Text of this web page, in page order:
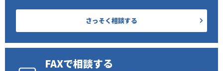
さっそく相談する
FAXで相談する